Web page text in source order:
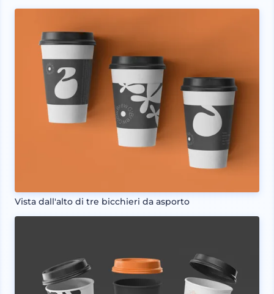
Vista dall'alto di tre bicchieri da asporto